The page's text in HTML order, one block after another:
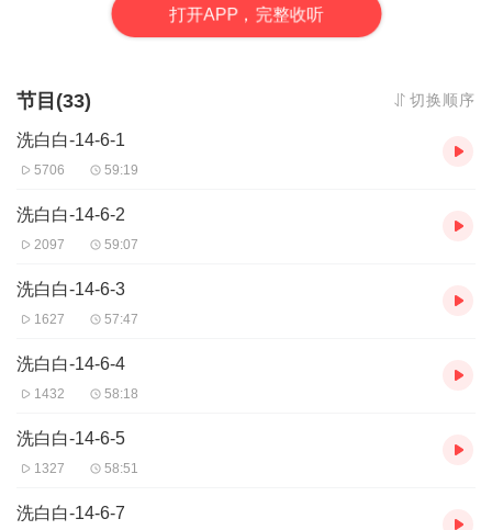
打开APP，完整收听
节目(33) 切换顺序
洗白白-14-6-1
5706 59:19
洗白白-14-6-2
2097 59:07
洗白白-14-6-3
1627 57:47
洗白白-14-6-4
1432 58:18
洗白白-14-6-5
1327 58:51
洗白白-14-6-7